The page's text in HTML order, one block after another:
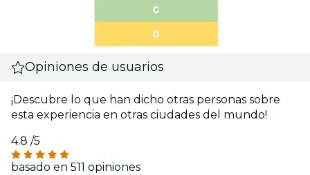
Opiniones de usuarios
¡Descubre lo que han dicho otras personas sobre
esta experiencia en otras ciudades del mundo!
4.8 /5
basado en 511 opiniones